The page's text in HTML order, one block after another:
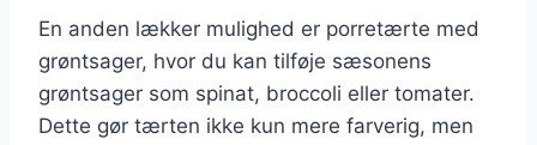
En anden lækker mulighed er porretærte med
grøntsager, hvor du kan tilføje sæsonens
grøntsager som spinat, broccoli eller tomater.
Dette gør tærten ikke kun mere farverig, men